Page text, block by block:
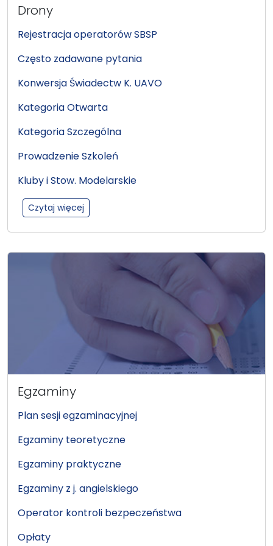
Drony
Rejestracja operatorów SBSP
Często zadawane pytania
Konwersja Świadectw K. UAVO
Kategoria Otwarta
Kategoria Szczególna
Prowadzenie Szkoleń
Kluby i Stow. Modelarskie
Czytaj więcej
Egzaminy
Plan sesji egzaminacyjnej
Egzaminy teoretyczne
Egzaminy praktyczne
Egzaminy z j. angielskiego
Operator kontroli bezpeczeństwa
Opłaty